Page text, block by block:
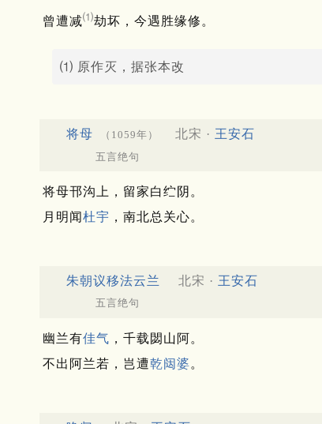
曾遭减⑴劫坏，今遇胜缘修。
⑴ 原作灭，据张本改
将母 （1059年） 北宋 · 王安石
五言绝句
将母邗沟上，留家白纻阴。
月明闻杜宇 ，南北总关心。
朱朝议移法云兰 北宋 · 王安石
五言绝句
幽兰有佳气 ，千载閟山阿。
不出阿兰若，岂遭乾闼婆。